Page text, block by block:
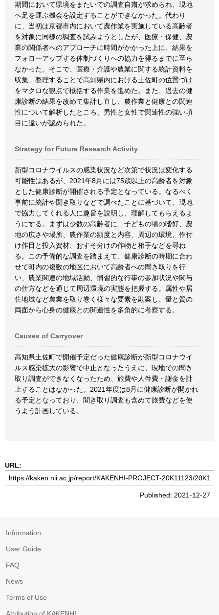
期間において県境をまたいでの調査自粛が求められ、現地
へ足を運ぶ機会を設定することができなかった。代わり
に、当初は京都市内において農作業を実施している高齢者
を対象に同様の調査を試みようとしたが、医療・保健、農
業の関係者へのアプローチに時間がかかった上に、結果を
フォローアップする体制づくりへの協力を得るまでに至ら
なかった。そこで、医療・介護や農業に関する統計資料を
収集、整理することで高知県内における土佐町の位置づけ
をマクロな観点で概括する作業を進めた。また、過去の健
康診断の結果を改めて集計し直し、農作業と健康との関連
性について解析したところ、男性と女性で関連性の強い項
目に違いが認められた。
Strategy for Future Research Activity
新型コロナウイルスの感染状況など次第で状況は変化する
可能性はあるが、2021年8月には75歳以上の高齢者を対象
とした健康診断が開催される予定となっている。なるべく
事前に統計や聞き取りなどで調べたことに基づいて、現地
で協力してくれる人に趣旨を説明し、理解してもらえるよ
うにする。まずは少数の高齢者に、子どもの頃の嗜好、農
地の広さや場所、農作業の頻度と内容、周辺の環境、作付
け作目と投入資材、おすそ分けの作物と相手などを尋ね
る。この予備的な調査を踏まえて、健康診断の時期に合わ
せて町内の複数の地区において高齢者への聞き取りを行
い、農業関連の地域活動、慣習的な行事の参加状況や関与
の仕方などを通じて周辺環境の実態を把握する。属性や居
住地域など農業を取り巻く様々な要素を勘案し、量と質の
両面から心身の健康との関連性を多角的に考察する。
Causes of Carryover
高知県土佐町で開催予定だった健康診断が新型コロナウイ
ルス感染拡大の影響で中止となったうえに、現地での聞き
取り調査ができなくなったため、旅費や人件費・謝金を計
上することはなかった。2021年度は8月に健康診断が開かれ
る予定となっており、聞き取り調査も含めて旅費などを使
うよう計画している。
URL:
Published: 2021-12-27
Information
User Guide
FAQ
News
Terms of Use